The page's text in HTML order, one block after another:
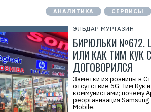
АНАЛИТИКА СЕРВИСЫ
ЭЛЬДАР МУРТАЗИН
БИРЮЛЬКИ №672.
ИЛИ КАК ТИМ КУК
ДОГОВОРИЛСЯ
Заметки из розницы в
отсутствие 5G; Тим Кук
коммунистами; почему
реорганизация
Mobile.